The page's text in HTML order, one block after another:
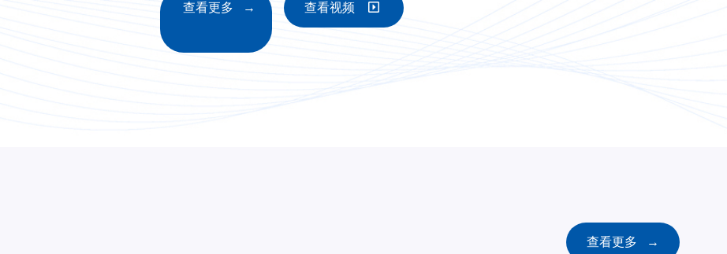
查看更多 → 查看视频
查看更多 →